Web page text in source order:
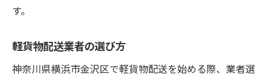
ライフスタイルに合わせた働き方
契約形態別の働き方の違い
す。
軽貨物配送業者の選び方
神奈川県横浜市金沢区で軽貨物配送を始める際、業者選